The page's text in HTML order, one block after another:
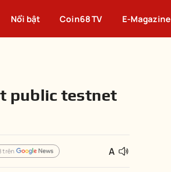
Nổi bật Coin68 TV E-Magazine
public testnet
trên